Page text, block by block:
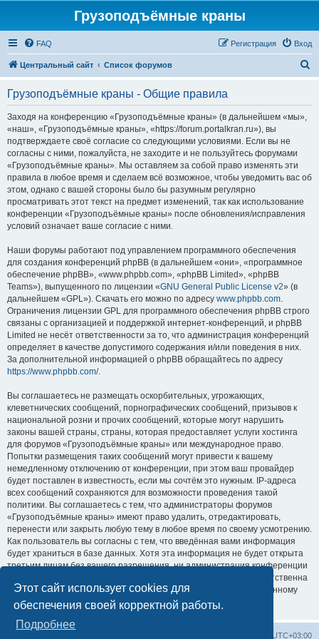
Этот сайт использует cookies для
обеспечения своей корректной работы.
Подробнее
Грузоподъёмные краны
FAQ Вход
Регистрация
Центральный сайт Список форумов
Грузоподъёмные краны - Общие правила
Заходя на конференцию «Грузоподъёмные краны» (в дальнейшем «мы»,
«наш», «Грузоподъёмные краны», «https://forum.portalkran.ru»), вы
подтверждаете своё согласие со следующими условиями. Если вы не
согласны с ними, пожалуйста, не заходите и не пользуйтесь форумами
«Грузоподъёмные краны». Мы оставляем за собой право изменять эти
правила в любое время и сделаем всё возможное, чтобы уведомить вас об
этом, однако с вашей стороны было бы разумным регулярно
просматривать этот текст на предмет изменений, так как использование
конференции «Грузоподъёмные краны» после обновления/исправления
условий означает ваше согласие с ними.
Наши форумы работают под управлением программного обеспечения
для создания конференций phpBB (в дальнейшем «они», «программное
обеспечение phpBB», «www.phpbb.com», «phpBB Limited», «phpBB
Teams»), выпущенного по лицензии «GNU General Public License v2» (в
дальнейшем «GPL»). Скачать его можно по адресу www.phpbb.com.
Ограничения лицензии GPL для программного обеспечения phpBB строго
связаны с организацией и поддержкой интернет-конференций, и phpBB
Limited не несёт ответственности за то, что администрация конференций
определяет в качестве допустимого содержания и/или поведения в них.
За дополнительной информацией о phpBB обращайтесь по адресу
https://www.phpbb.com/.
Вы соглашаетесь не размещать оскорбительных, угрожающих,
клеветнических сообщений, порнографических сообщений, призывов к
национальной розни и прочих сообщений, которые могут нарушить
законы вашей страны, страны, которая предоставляет услуги хостинга
для форумов «Грузоподъёмные краны» или международное право.
Попытки размещения таких сообщений могут привести к вашему
немедленному отключению от конференции, при этом ваш провайдер
будет поставлен в известность, если мы сочтём это нужным. IP-адреса
всех сообщений сохраняются для возможности проведения такой
политики. Вы соглашаетесь с тем, что администраторы форумов
«Грузоподъёмные краны» имеют право удалить, отредактировать,
перенести или закрыть любую тему в любое время по своему усмотрению.
Как пользователь вы согласны с тем, что введённая вами информация
будет храниться в базе данных. Хотя эта информация не будет открыта
третьим лицам без вашего разрешения, ни администрация конференции
«Грузоподъёмные краны», ни phpBB Limited не может быть ответственна
за действия хакеров, которые могут привести к несанкционированному
доступу к ней.
UTC+03:00